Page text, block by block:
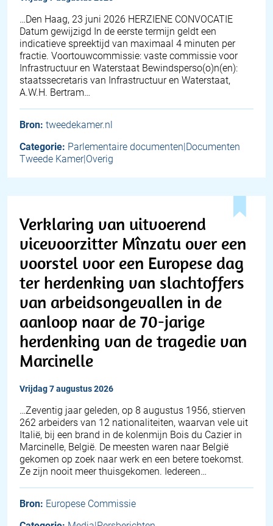
…Den Haag, 23 juni 2026 HERZIENE CONVOCATIE
Datum gewijzigd In de eerste termijn geldt een
indicatieve spreektijd van maximaal 4 minuten per
fractie. Voortouwcommissie: vaste commissie voor
Infrastructuur en Waterstaat Bewindsperso(o)n(en):
staatssecretaris van Infrastructuur en Waterstaat,
A.W.H. Bertram…
Bron: tweedekamer.nl
Categorie: Parlementaire documenten|Documenten
Tweede Kamer|Overig
Verklaring van uitvoerend
vicevoorzitter Mînzatu over een
voorstel voor een Europese dag
ter herdenking van slachtoffers
van arbeidsongevallen in de
aanloop naar de 70-jarige
herdenking van de tragedie van
Marcinelle
vrijdag 7 augustus 2026
…Zeventig jaar geleden, op 8 augustus 1956, stierven
262 arbeiders van 12 nationaliteiten, waarvan vele uit
Italië, bij een brand in de kolenmijn Bois du Cazier in
Marcinelle, België. De meesten waren naar België
gekomen op zoek naar werk en een betere toekomst.
Ze zijn nooit meer thuisgekomen. Iedereen…
Bron: Europese Commissie